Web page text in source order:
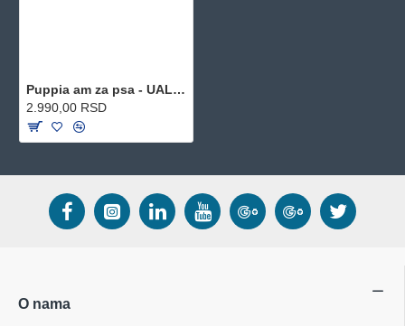
Puppia am za psa - UALA-AC860 - Red
2.990,00 RSD
O nama